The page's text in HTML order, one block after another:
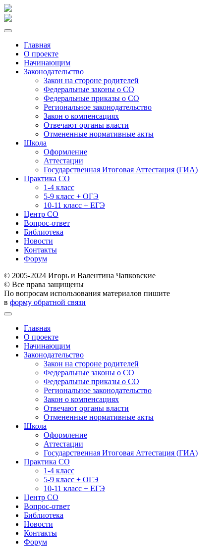
Главная
О проекте
Начинающим
Законодательство
Закон на стороне родителей
Федеральные законы о СО
Федеральные приказы о СО
Региональное законодательство
Закон о компенсациях
Отвечают органы власти
Отмененные нормативные акты
Школа
Оформление
Аттестации
Государственная Итоговая Аттестация (ГИА)
Практика СО
1-4 класс
5-9 класс + ОГЭ
10-11 класс + ЕГЭ
Центр СО
Вопрос-ответ
Библиотека
Новости
Контакты
Форум
© 2005-2024 Игорь и Валентина Чапковские
© Все права защищены
По вопросам использования материалов пишите
в форму обратной связи
Главная
О проекте
Начинающим
Законодательство
Закон на стороне родителей
Федеральные законы о СО
Федеральные приказы о СО
Региональное законодательство
Закон о компенсациях
Отвечают органы власти
Отмененные нормативные акты
Школа
Оформление
Аттестации
Государственная Итоговая Аттестация (ГИА)
Практика СО
1-4 класс
5-9 класс + ОГЭ
10-11 класс + ЕГЭ
Центр СО
Вопрос-ответ
Библиотека
Новости
Контакты
Форум